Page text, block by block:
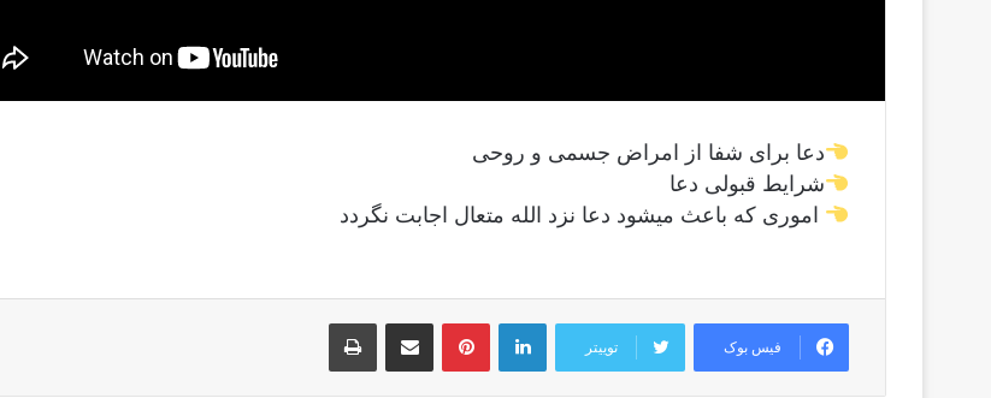
دعا برای شفا از امراض جسمی و روحی
شرایط قبولی دعا
اموری که باعث میشود دعا نزد الله متعال اجابت نگردد
فیس بوک توییتر
لینکدین ‫پین‌ترست اشتراک گذاری از طریق ایمیل
اوصاف و زیبائی های الله سبحانه و تعالی